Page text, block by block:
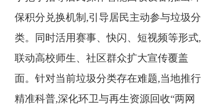
保积分兑换机制,引导居民主动参与垃圾分
类。同时活用赛事、快闪、短视频等形式,
联动高校师生、社区群众扩大宣传覆盖
面。针对当前垃圾分类存在难题,当地推行
精准科普,深化环卫与再生资源回收“两网